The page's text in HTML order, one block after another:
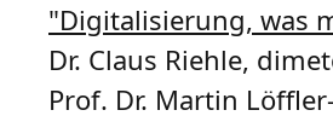
"Digitalisierung, was
Dr. Claus Riehle,
Prof. Dr. Martin